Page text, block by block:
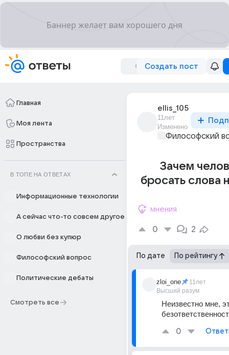
Создать пост
Главная
Моя лента
Пространства
В ТОПЕ НА ОТВЕТАХ
Информационные технологии
А сейчас что-то совсем другое
О любви без купюр
Философский вопрос
Политические дебаты
Смотреть все
ellis_105
11лет
Изменено
Философский
Зачем
бросать слова
мнения
0 2
По дате По рейтингу
zloi_one
Высший разум
11лет
Неизвестно мне,
0